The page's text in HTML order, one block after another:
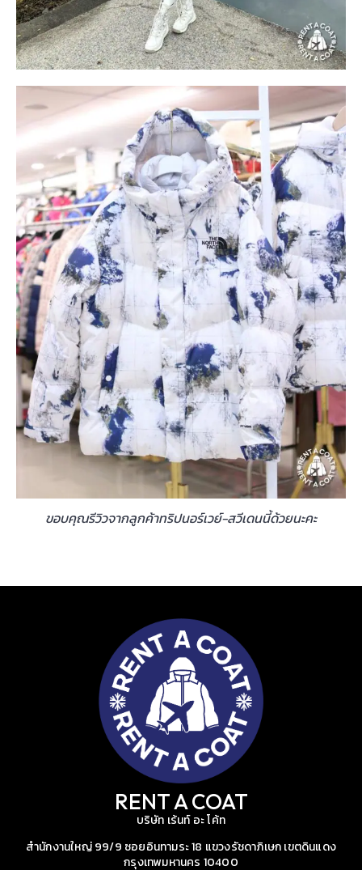
ขอบคุณรีวิวจากลูกค้าทริปนอร์เวย์-สวีเดนนี้ด้วยนะคะ
RENT A COAT
บริษัท เร้นท์ อะ โค้ท
สำนักงานใหญ่ 99/9 ซอยอินทามระ 18 แขวงรัชดาภิเษก เขตดินแดง
กรุงเทพมหานคร 10400